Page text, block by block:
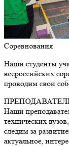
Соревнования
Наши студенты
всероссийских
проводим свои
Наши
технических
следим за
актуальное,